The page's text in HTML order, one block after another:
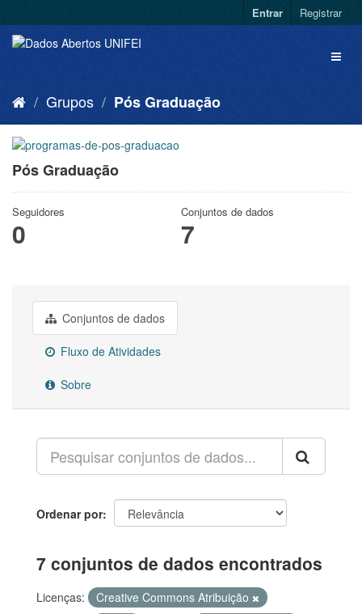
Entrar Registrar
Grupos Pós Graduação
Pós Graduação
Seguidores
0
Conjuntos de dados
7
Conjuntos de dados
Fluxo de Atividades
Sobre
Ordenar por
7 conjuntos de dados encontrados
Licenças:
Creative Commons Atribuição